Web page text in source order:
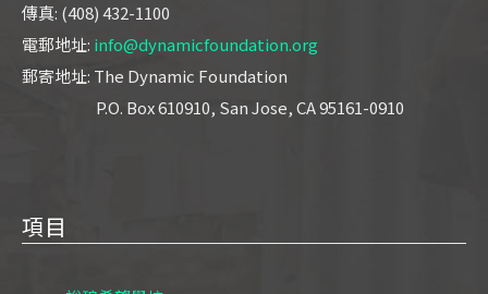
傳真: (408) 432-1100
電郵地址: info@dynamicfoundation.org
郵寄地址: The Dynamic Foundation
P.O. Box 610910, San Jose, CA 95161-0910
項目